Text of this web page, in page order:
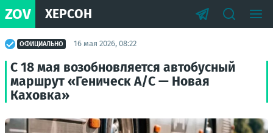
ZOV ХЕРСОН
ОФИЦИАЛЬНО 16 мая 2026, 08:22
С 18 мая возобновляется автобусный
маршрут «Геническ А/С — Новая
Каховка»